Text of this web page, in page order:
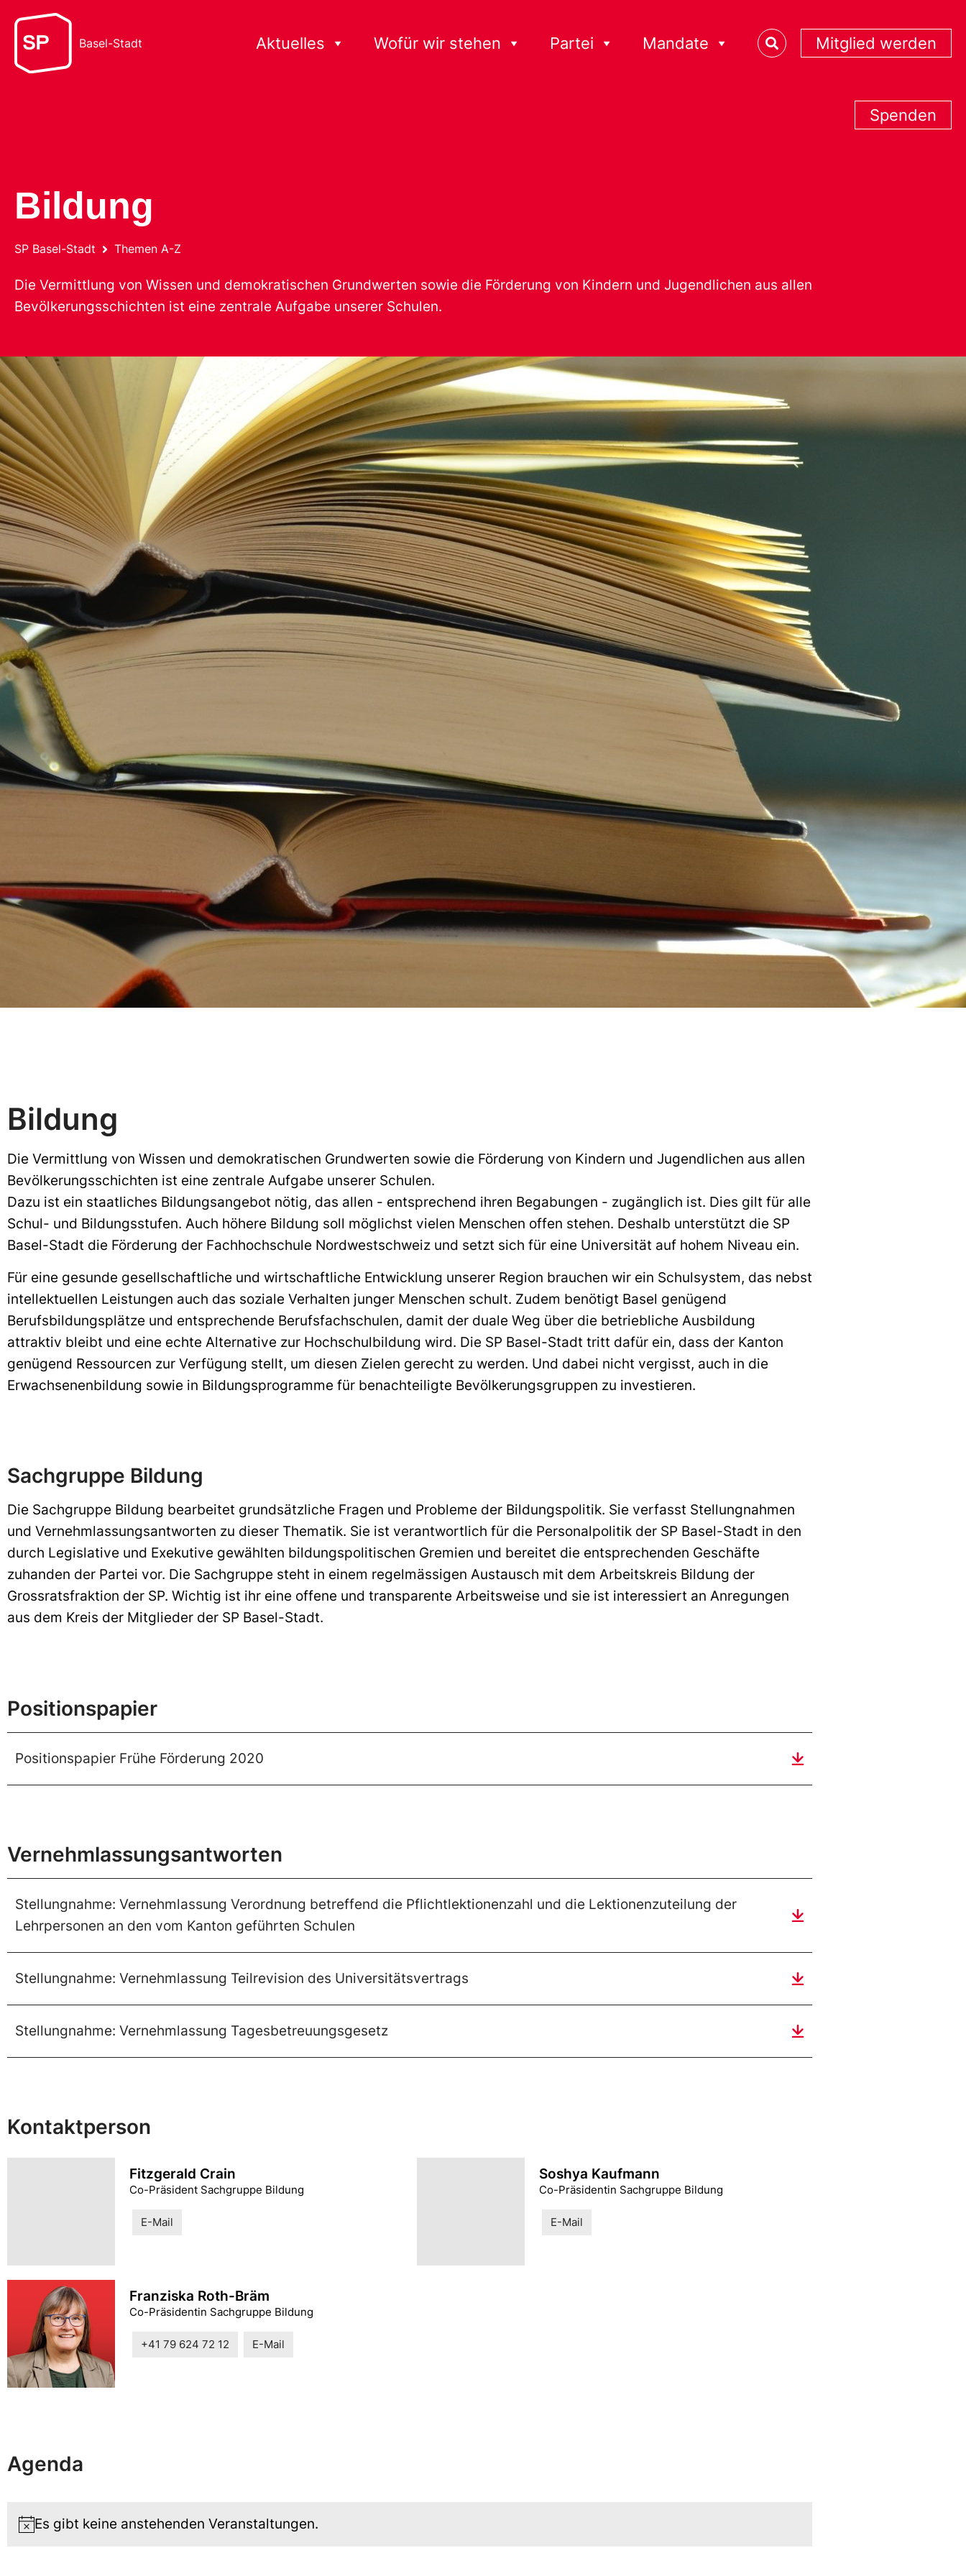
Basel-Stadt Aktuelles Wofür wir stehen Partei Mandate Mitglied werden
Spenden
Bildung
SP Basel-Stadt Themen A-Z
Die Vermittlung von Wissen und demokratischen Grundwerten sowie die Förderung von Kindern und Jugendlichen aus allen
Bevölkerungsschichten ist eine zentrale Aufgabe unserer Schulen.
Bildung
Die Vermittlung von Wissen und demokratischen Grundwerten sowie die Förderung von Kindern und Jugendlichen aus allen
Bevölkerungsschichten ist eine zentrale Aufgabe unserer Schulen.
Dazu ist ein staatliches Bildungsangebot nötig, das allen - entsprechend ihren Begabungen - zugänglich ist. Dies gilt für alle
Schul- und Bildungsstufen. Auch höhere Bildung soll möglichst vielen Menschen offen stehen. Deshalb unterstützt die SP
Basel-Stadt die Förderung der Fachhochschule Nordwestschweiz und setzt sich für eine Universität auf hohem Niveau ein.
Für eine gesunde gesellschaftliche und wirtschaftliche Entwicklung unserer Region brauchen wir ein Schulsystem, das nebst
intellektuellen Leistungen auch das soziale Verhalten junger Menschen schult. Zudem benötigt Basel genügend
Berufsbildungsplätze und entsprechende Berufsfachschulen, damit der duale Weg über die betriebliche Ausbildung
attraktiv bleibt und eine echte Alternative zur Hochschulbildung wird. Die SP Basel-Stadt tritt dafür ein, dass der Kanton
genügend Ressourcen zur Verfügung stellt, um diesen Zielen gerecht zu werden. Und dabei nicht vergisst, auch in die
Erwachsenenbildung sowie in Bildungsprogramme für benachteiligte Bevölkerungsgruppen zu investieren.
Sachgruppe Bildung
Die Sachgruppe Bildung bearbeitet grundsätzliche Fragen und Probleme der Bildungspolitik. Sie verfasst Stellungnahmen
und Vernehmlassungsantworten zu dieser Thematik. Sie ist verantwortlich für die Personalpolitik der SP Basel-Stadt in den
durch Legislative und Exekutive gewählten bildungspolitischen Gremien und bereitet die entsprechenden Geschäfte
zuhanden der Partei vor. Die Sachgruppe steht in einem regelmässigen Austausch mit dem Arbeitskreis Bildung der
Grossratsfraktion der SP. Wichtig ist ihr eine offene und transparente Arbeitsweise und sie ist interessiert an Anregungen
aus dem Kreis der Mitglieder der SP Basel-Stadt.
Positionspapier
Positionspapier Frühe Förderung 2020
Vernehmlassungsantworten
Stellungnahme: Vernehmlassung Verordnung betreffend die Pflichtlektionenzahl und die Lektionenzuteilung der
Lehrpersonen an den vom Kanton geführten Schulen
Stellungnahme: Vernehmlassung Teilrevision des Universitätsvertrags
Stellungnahme: Vernehmlassung Tagesbetreuungsgesetz
Kontaktperson
Fitzgerald Crain
Co-Präsident Sachgruppe Bildung
E-Mail
Soshya Kaufmann
Co-Präsidentin Sachgruppe Bildung
E-Mail
Franziska Roth-Bräm
Co-Präsidentin Sachgruppe Bildung
+41 79 624 72 12 E-Mail
Agenda
Notice
Es gibt keine anstehenden Veranstaltungen.